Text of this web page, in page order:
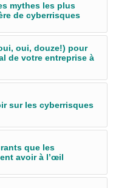
mythes les plus
de cyberrisques
oui, douze!) pour
de votre entreprise à
sur les cyberrisques
que les
avoir à l’œil